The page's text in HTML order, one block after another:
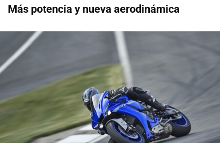
Más potencia y nueva aerodinámica